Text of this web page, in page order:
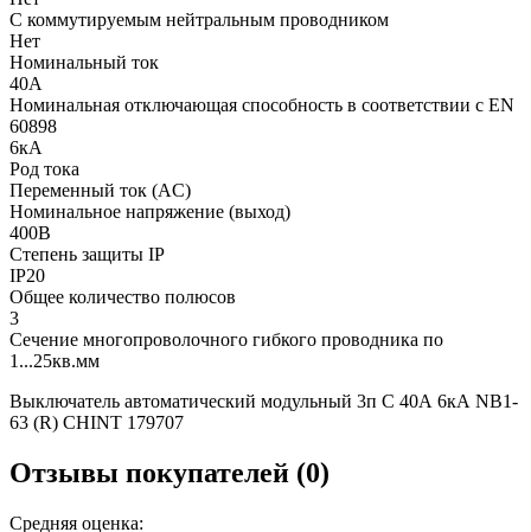
С коммутируемым нейтральным проводником
Нет
Номинальный ток
40А
Номинальная отключающая способность в соответствии с EN
60898
6кА
Род тока
Переменный ток (AC)
Номинальное напряжение (выход)
400В
Степень защиты IP
IP20
Общее количество полюсов
3
Сечение многопроволочного гибкого проводника по
1...25кв.мм
Выключатель автоматический модульный 3п C 40А 6кА NB1-
63 (R) CHINT 179707
Отзывы покупателей (0)
Средняя оценка: